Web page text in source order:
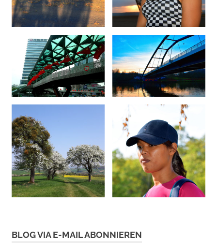
BLOG VIA E-MAIL ABONNIEREN